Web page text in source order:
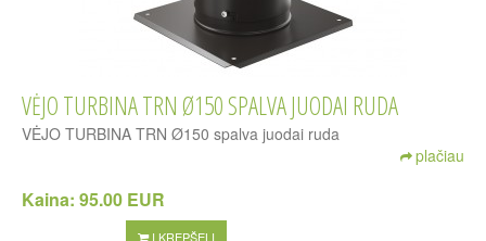
VĖJO TURBINA TRN Ø150 SPALVA JUODAI RUDA
VĖJO TURBINA TRN Ø150 spalva juodai ruda
plačiau
Kaina: 95.00 EUR
Į KREPŠELĮ